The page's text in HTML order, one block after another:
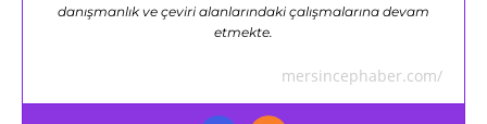
danışmanlık ve çeviri alanlarındaki çalışmalarına devam
etmekte.
mersincephaber.com/